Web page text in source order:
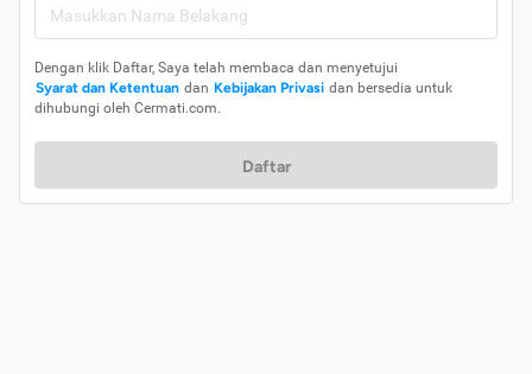
Dengan klik Daftar, Saya telah membaca dan menyetujui
Syarat dan Ketentuan dan Kebijakan Privasi dan bersedia untuk
dihubungi oleh Cermati.com.
Daftar